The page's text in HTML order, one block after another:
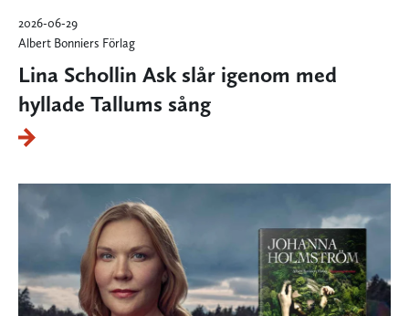
2026-06-29
Albert Bonniers Förlag
Lina Schollin Ask slår igenom med
hyllade Tallums sång